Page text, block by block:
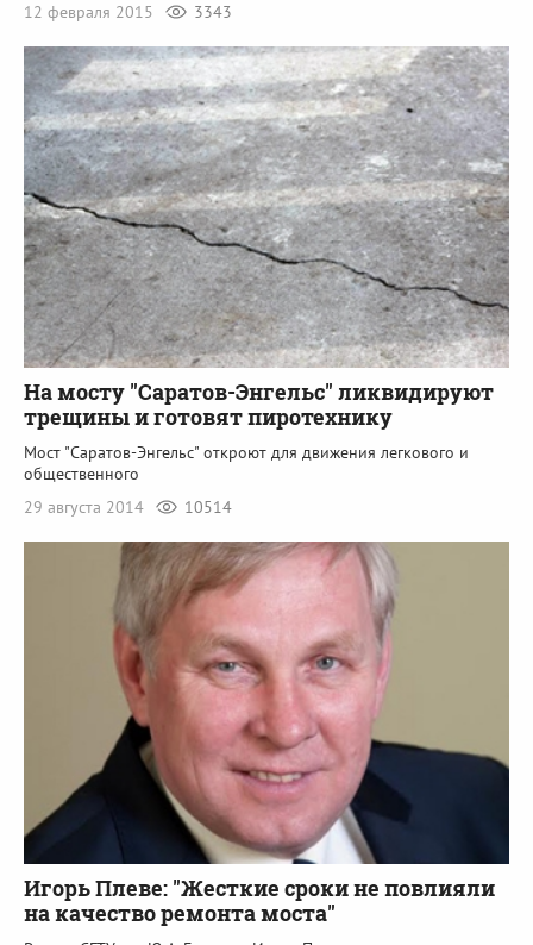
12 февраля 2015
3343
На мосту "Саратов-Энгельс" ликвидируют
трещины и готовят пиротехнику
Мост "Саратов-Энгельс" откроют для движения легкового и
общественного
29 августа 2014
10514
Игорь Плеве: "Жесткие сроки не повлияли
на качество ремонта моста"